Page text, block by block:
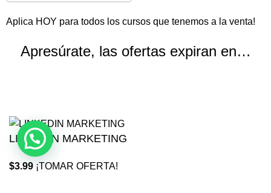
Aplica HOY para todos los cursos que tenemos a la venta!
Apresúrate, las ofertas expiran en…
LINKEDIN MARKETING
$3.99 ¡TOMAR OFERTA!